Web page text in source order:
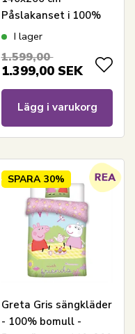
Påslakanset i 100%
bomullssatin -
Auping sänglinne
I lager
1.599,00
1.399,00 SEK
Lägg i varukorg
SPARA 30%
Greta Gris sängkläder
- 100% bomull -